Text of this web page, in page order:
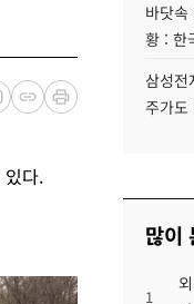
있다.
바닷속
황 : 한
삼성전
주가도
많이
1